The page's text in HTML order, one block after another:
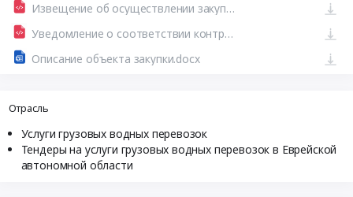
Извещение об осуществлении закупки от 30.05.2018 №0122100010318000101
Уведомление о соответствии контролируемой информации
Описание объекта закупки.docx
Отрасль
Услуги грузовых водных перевозок
Тендеры на услуги грузовых водных перевозок в Еврейской
автономной области